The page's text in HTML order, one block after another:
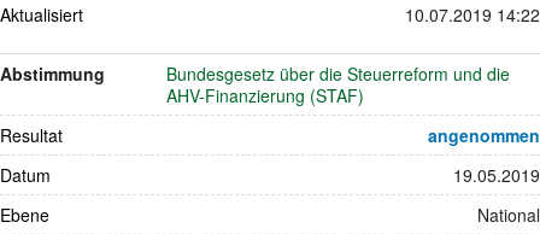
Aktualisiert
10.07.2019 14:22
Abstimmung
Bundesgesetz über die Steuerreform und die
AHV-Finanzierung (STAF)
Resultat
angenommen
Datum
19.05.2019
Ebene
National